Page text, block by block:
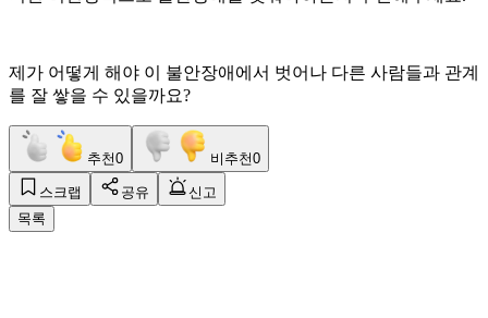
제가 어떻게 해야 이 불안장애에서 벗어나 다른 사람들과 관계
를 잘 쌓을 수 있을까요?
추천0 비추천0
스크랩 공유
신고
목록